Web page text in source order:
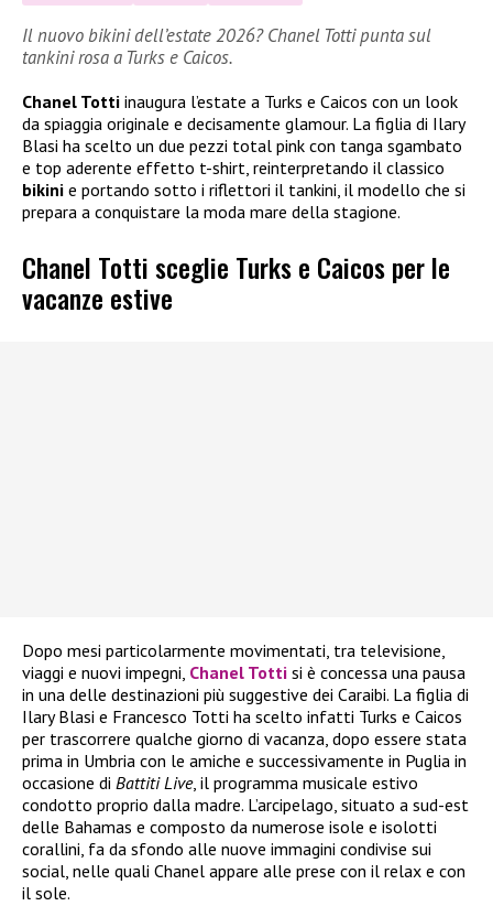
Il nuovo bikini dell’estate 2026? Chanel Totti punta sul
tankini rosa a Turks e Caicos.
Chanel Totti inaugura l’estate a Turks e Caicos con un look
da spiaggia originale e decisamente glamour. La figlia di Ilary
Blasi ha scelto un due pezzi total pink con tanga sgambato
e top aderente effetto t-shirt, reinterpretando il classico
bikini e portando sotto i riflettori il tankini, il modello che si
prepara a conquistare la moda mare della stagione.
Chanel Totti sceglie Turks e Caicos per le
vacanze estive
Dopo mesi particolarmente movimentati, tra televisione,
viaggi e nuovi impegni, Chanel Totti si è concessa una pausa
in una delle destinazioni più suggestive dei Caraibi. La figlia di
Ilary Blasi e Francesco Totti ha scelto infatti Turks e Caicos
per trascorrere qualche giorno di vacanza, dopo essere stata
prima in Umbria con le amiche e successivamente in Puglia in
occasione di Battiti Live, il programma musicale estivo
condotto proprio dalla madre. L’arcipelago, situato a sud-est
delle Bahamas e composto da numerose isole e isolotti
corallini, fa da sfondo alle nuove immagini condivise sui
social, nelle quali Chanel appare alle prese con il relax e con
il sole.